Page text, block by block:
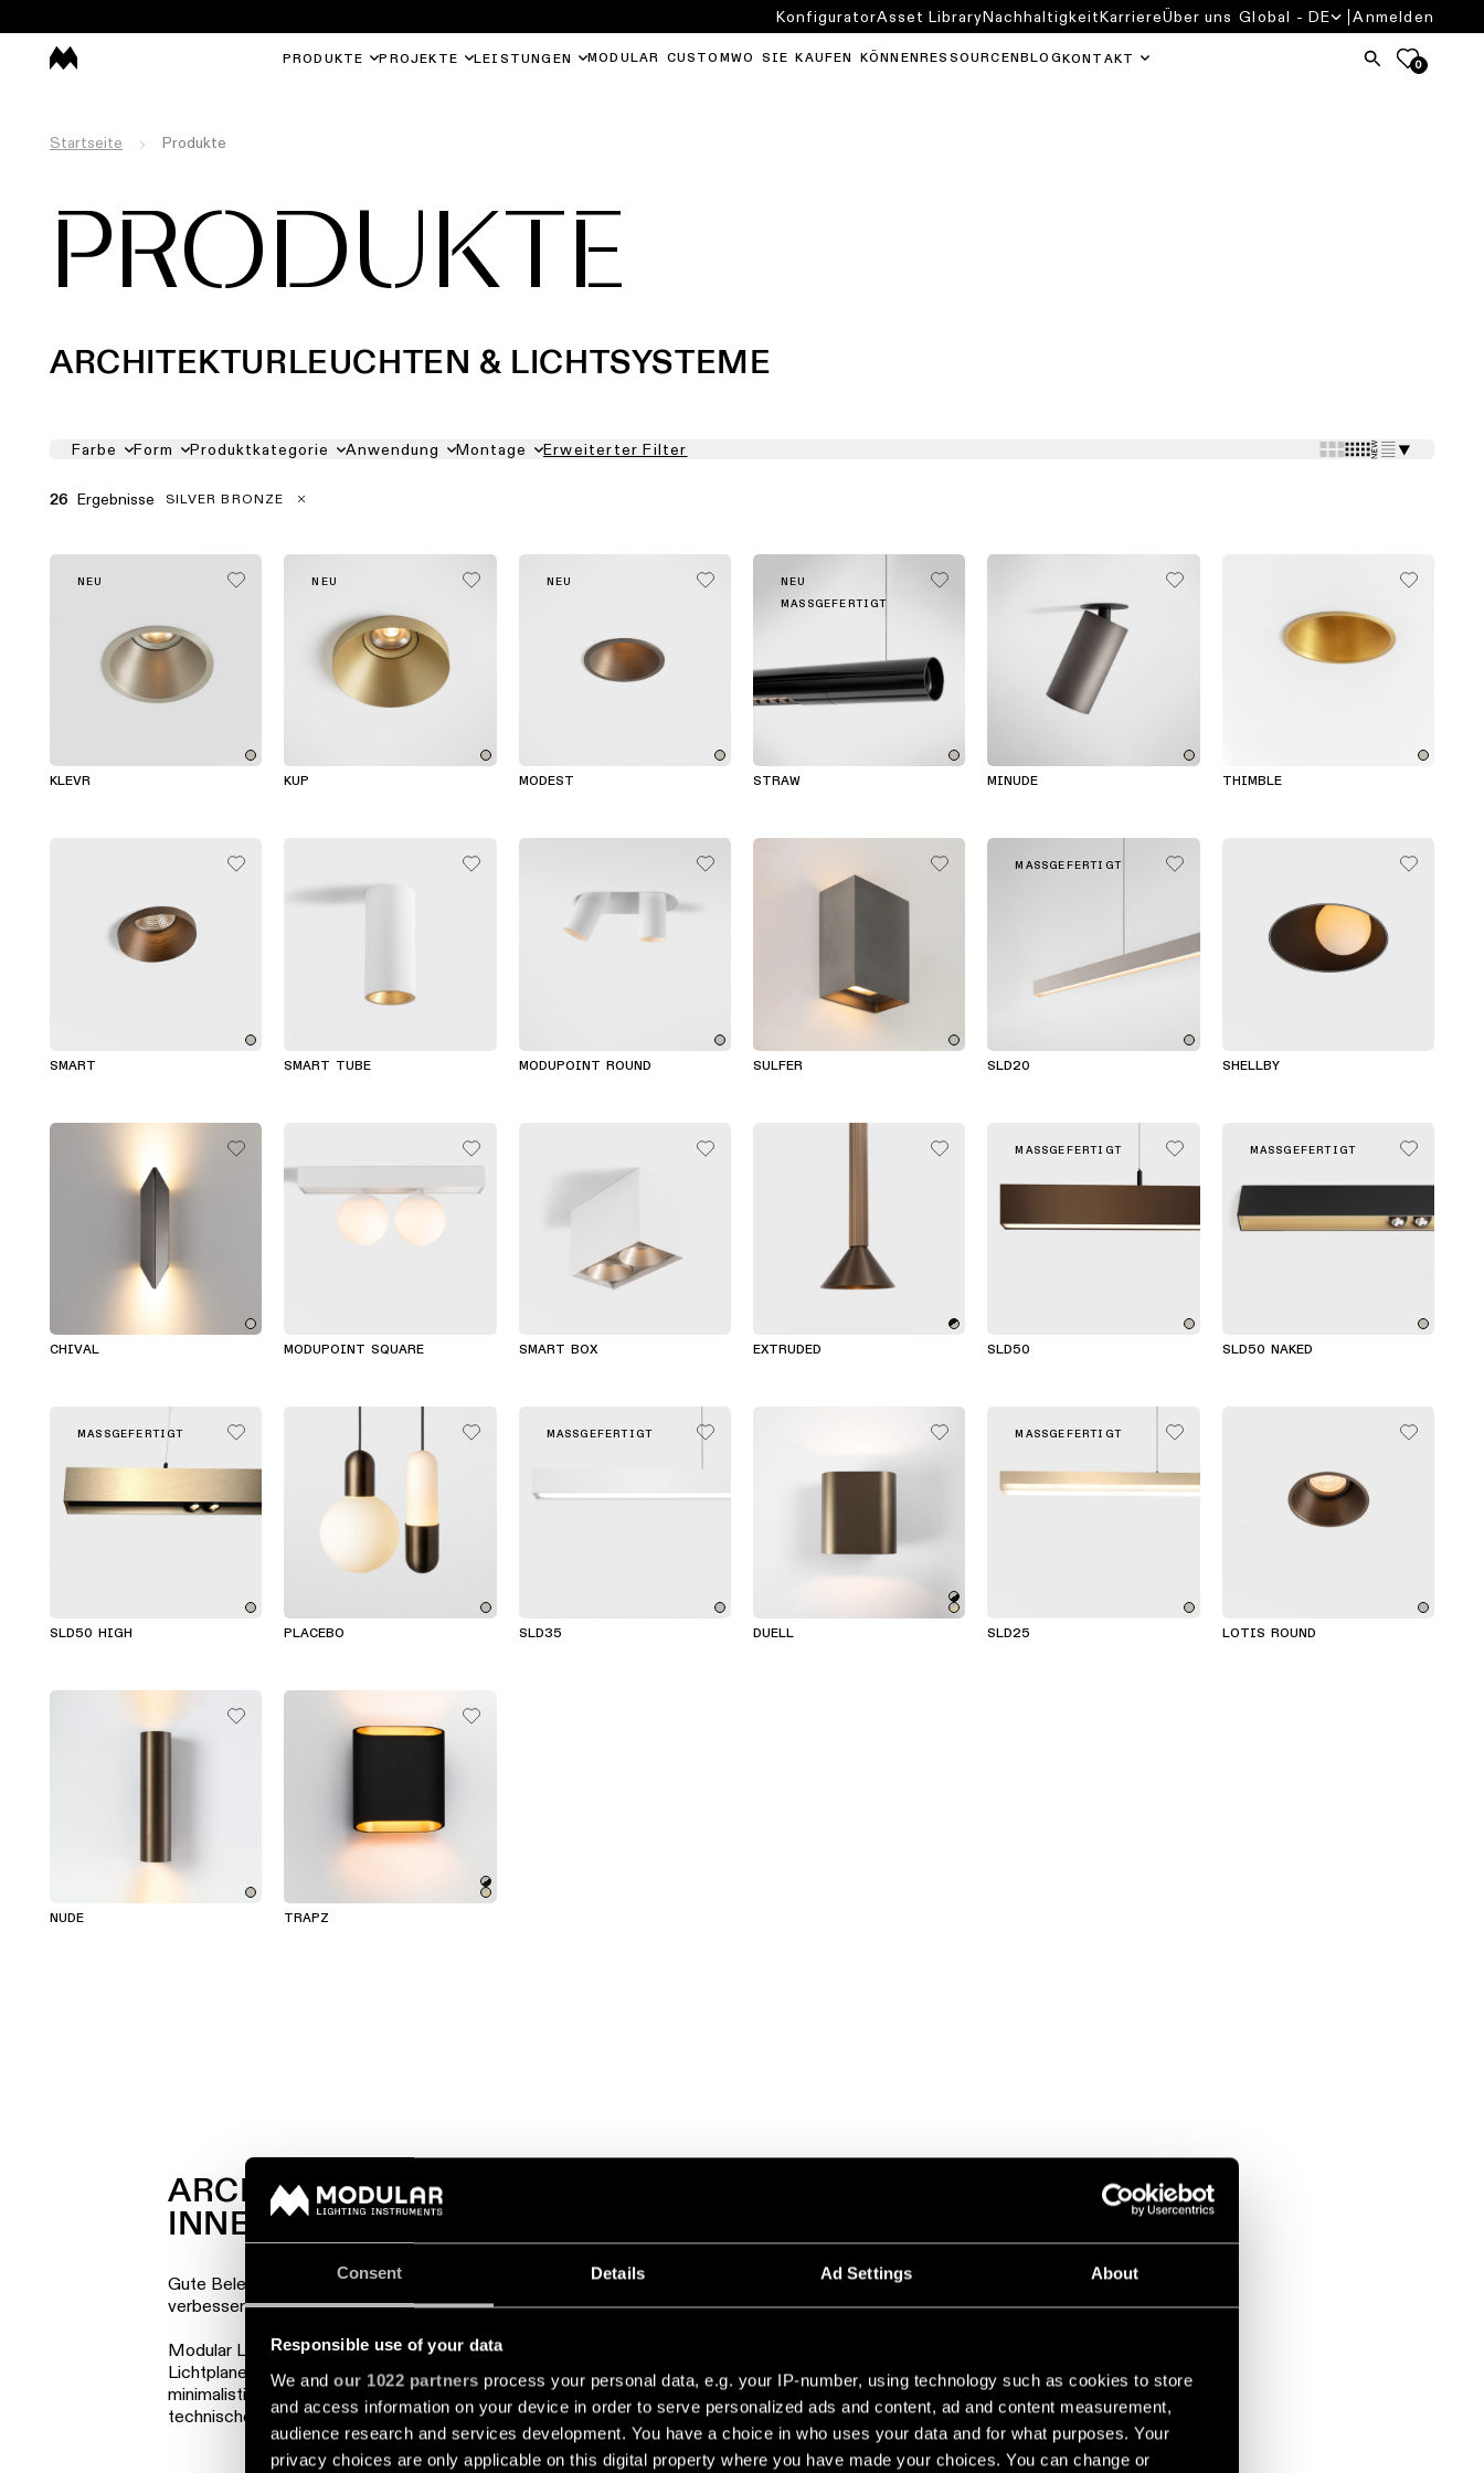
Consent Details Ad Settings About
Responsible use of your data
We and our 1022 partners process your personal data, e.g. your IP-number, using technology such as cookies to store
and access information on your device in order to serve personalized ads and content, ad and content measurement,
audience research and services development. You have a choice in who uses your data and for what purposes. Your
privacy choices are only applicable on this digital property where you have made your choices. You can change or
PRODUKTE PROJEKTE LEISTUNGEN MODULAR CUSTOM WO SIE KAUFEN KÖNNEN RESSOURCEN BLOG KONTAKT 0
KonfiguratorAsset LibraryNachhaltigkeitKarriereÜber uns Global - DE Anmelden
Startseite Produkte
PRODUKTE
ARCHITEKTURLEUCHTEN & LICHTSYSTEME
Farbe Form Produktkategorie Anwendung Montage Erweiterter Filter ⯆
PRODUCT FILTER LIST
26 Ergebnisse SILVER BRONZE
NEU
KLEVR
NEU
KUP
NEU
MODEST
NEU
MASSGEFERTIGT
STRAW MINUDE THIMBLE
SMART SMART TUBE MODUPOINT ROUND SULFER
MASSGEFERTIGT
SLD20 SHELLBY
CHIVAL MODUPOINT SQUARE SMART BOX EXTRUDED
MASSGEFERTIGT
SLD50
MASSGEFERTIGT
SLD50 NAKED
MASSGEFERTIGT
SLD50 HIGH PLACEBO
MASSGEFERTIGT
SLD35 DUELL
MASSGEFERTIGT
SLD25 LOTIS ROUND
NUDE TRAPZ
ARCHITEKTURBELEUCHTUNG FÜR INSPIRIERENDE
INNENRÄUME
Gute Beleuchtung kann weit mehr als einen Raum erhellen. Sie unterstreicht Architektur, hebt Materialien hervor,
verbessert den Sehkomfort und schafft Atmosphäre.
Modular Lighting Instruments entwickelt und produziert Architekturbeleuchtung für Architekten, Innenarchitekten,
Lichtplaner und Fachplaner auf der ganzen Welt. Seit 1980 verbinden unsere in Belgien entwickelten Leuchten
minimalistisches Design mit innovativer Ingenieurskunst. Das Ergebnis sind Beleuchtungslösungen, die höchste
technische Leistung mit zeitloser Ästhetik vereinen.